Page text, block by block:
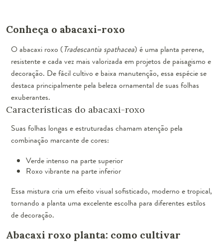
Conheça o abacaxi-roxo
O abacaxi roxo (Tradescantia spathacea) é uma planta perene,
resistente e cada vez mais valorizada em projetos de paisagismo e
decoração. De fácil cultivo e baixa manutenção, essa espécie se
destaca principalmente pela beleza ornamental de suas folhas
exuberantes.
Características do abacaxi-roxo
Suas folhas longas e estruturadas chamam atenção pela
combinação marcante de cores:
Verde intenso na parte superior
Roxo vibrante na parte inferior
Essa mistura cria um efeito visual sofisticado, moderno e tropical,
tornando a planta uma excelente escolha para diferentes estilos
de decoração.
Abacaxi roxo planta: como cultivar